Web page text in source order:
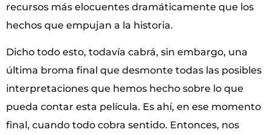
recursos más elocuentes dramáticamente que los
hechos que empujan a la historia.
Dicho todo esto, todavía cabrá, sin embargo, una
última broma final que desmonte todas las posibles
interpretaciones que hemos hecho sobre lo que
pueda contar esta película. Es ahí, en ese momento
final, cuando todo cobra sentido. Entonces, nos